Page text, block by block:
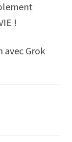
!
Grok